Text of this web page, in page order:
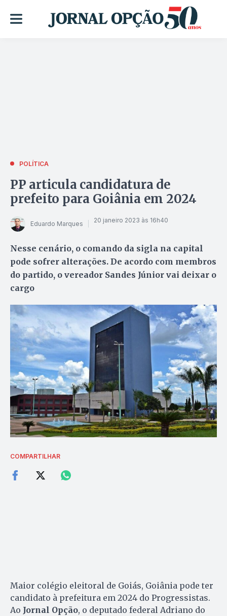
POLÍTICA
PP articula candidatura de
prefeito para Goiânia em 2024
Eduardo Marques 20 janeiro 2023 às 16h40
Nesse cenário, o comando da sigla na capital
pode sofrer alterações. De acordo com membros
do partido, o vereador Sandes Júnior vai deixar o
cargo
COMPARTILHAR
Maior colégio eleitoral de Goiás, Goiânia pode ter
candidato à prefeitura em 2024 do Progressistas.
Ao Jornal Opção, o deputado federal Adriano do